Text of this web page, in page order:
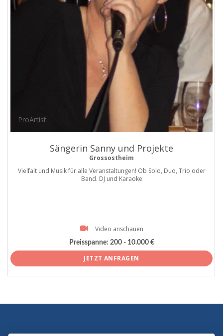
ProArtist
Sängerin Sanny und Projekte
Grossostheim
Vielfalt und Musik für alle Veranstaltungen! Ob Solo, Duo, Trio oder
Band. DJ und Karaoke
Video anschauen
Preisspanne: 200 - 10.000 €
JETZT ANFRAGEN